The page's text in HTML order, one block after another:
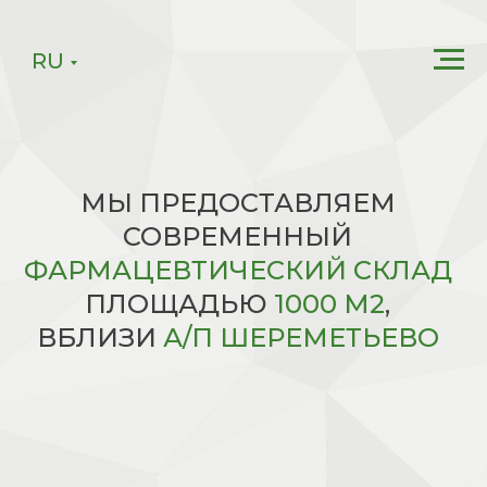
МЫ ПРЕДОСТАВЛЯЕМ
СОВРЕМЕННЫЙ
ФАРМАЦЕВТИЧЕСКИЙ СКЛАД
ПЛОЩАДЬЮ 1000 М2,
ВБЛИЗИ А/П ШЕРЕМЕТЬЕВО
RU